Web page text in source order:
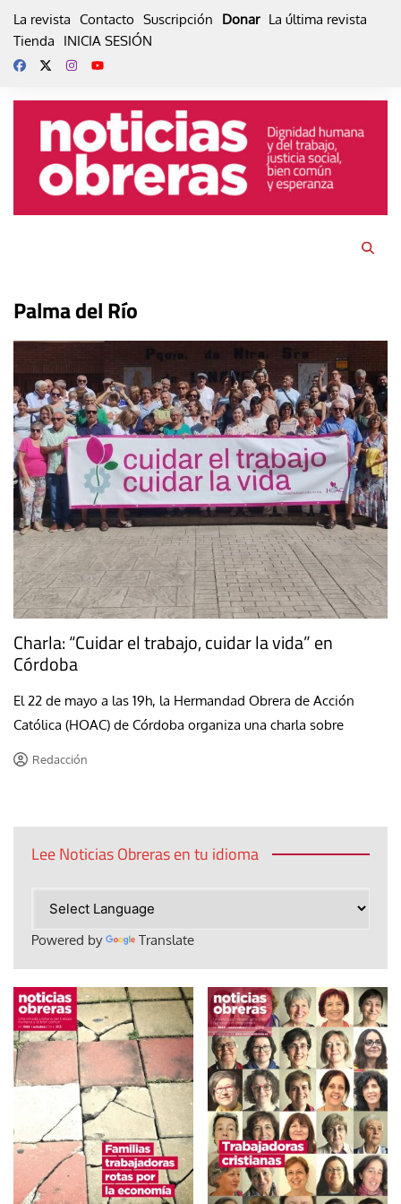
La revista Contacto Suscripción Donar La última revista
Tienda
INICIA SESIÓN
Palma del Río
Charla: “Cuidar el trabajo, cuidar la vida” en
Córdoba
El 22 de mayo a las 19h, la Hermandad Obrera de Acción
Católica (HOAC) de Córdoba organiza una charla sobre
Redacción
Lee Noticias Obreras en tu idioma
Powered by Translate